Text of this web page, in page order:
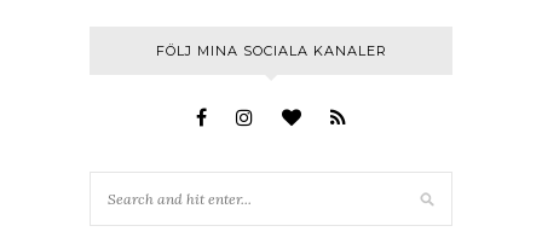
FÖLJ MINA SOCIALA KANALER